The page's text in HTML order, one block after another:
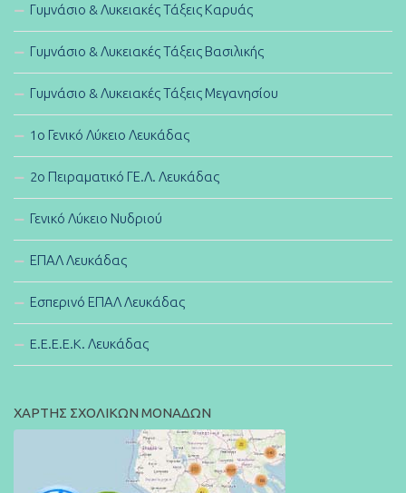
Γυμνάσιο & Λυκειακές Τάξεις Καρυάς
Γυμνάσιο & Λυκειακές Τάξεις Βασιλικής
Γυμνάσιο & Λυκειακές Τάξεις Μεγανησίου
1ο Γενικό Λύκειο Λευκάδας
2ο Πειραματικό ΓΕ.Λ. Λευκάδας
Γενικό Λύκειο Νυδριού
ΕΠΑΛ Λευκάδας
Εσπερινό ΕΠΑΛ Λευκάδας
E.E.E.E.K. Λευκάδας
ΧΑΡΤΗΣ ΣΧΟΛΙΚΩΝ ΜΟΝΑΔΩΝ